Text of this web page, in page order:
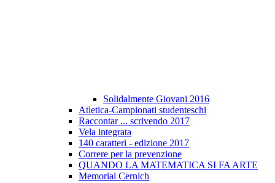
Solidalmente Giovani 2016
Atletica-Campionati studenteschi
Raccontar ... scrivendo 2017
Vela integrata
140 caratteri - edizione 2017
Correre per la prevenzione
QUANDO LA MATEMATICA SI FA ARTE
Memorial Cernich